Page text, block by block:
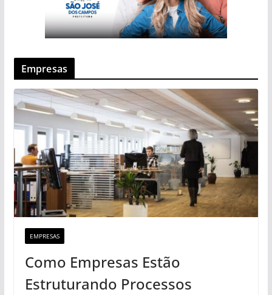
Empresas
EMPRESAS
Como Empresas Estão
Estruturando Processos